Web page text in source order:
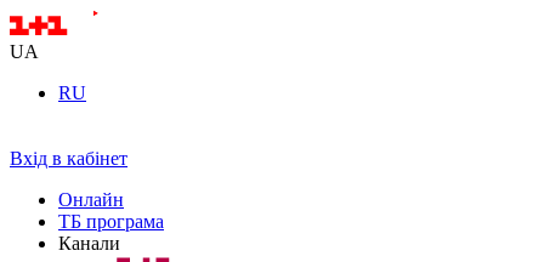
UA
RU
Вхід в кабінет
Онлайн
ТБ програма
Канали